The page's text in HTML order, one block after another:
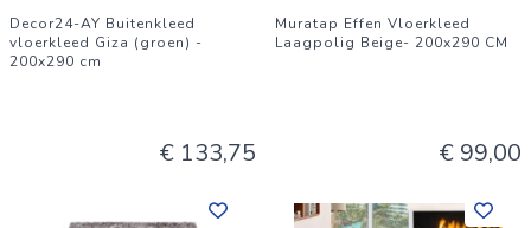
Decor24-AY Buitenkleed
vloerkleed Giza (groen) -
200x290 cm
€ 133,75
Muratap Effen Vloerkleed
Laagpolig Beige- 200x290 CM
€ 99,00